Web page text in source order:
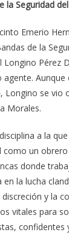
la Seguridad
Emerio
de la
Longino Pérez
Longino se vio
Morales.
a la
como un
donde
en la lucha
y la
vitales para
confidentes